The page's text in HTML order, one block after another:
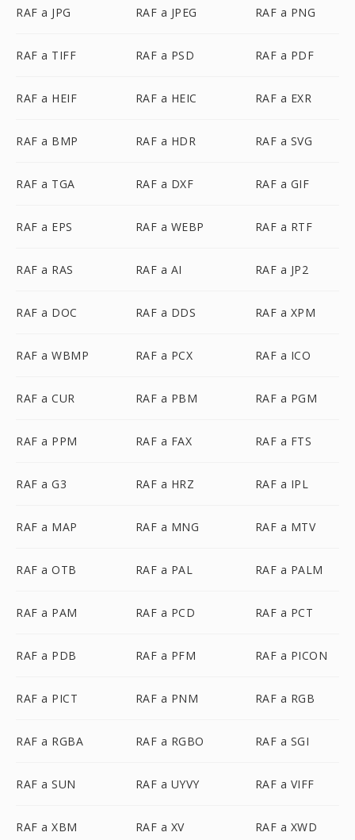
RAF a JPG RAF a JPEG RAF a PNG
RAF a TIFF RAF a PSD RAF a PDF
RAF a HEIF RAF a HEIC RAF a EXR
RAF a BMP RAF a HDR RAF a SVG
RAF a TGA RAF a DXF RAF a GIF
RAF a EPS RAF a WEBP RAF a RTF
RAF a RAS RAF a AI RAF a JP2
RAF a DOC RAF a DDS RAF a XPM
RAF a WBMP RAF a PCX RAF a ICO
RAF a CUR RAF a PBM RAF a PGM
RAF a PPM RAF a FAX RAF a FTS
RAF a G3 RAF a HRZ RAF a IPL
RAF a MAP RAF a MNG RAF a MTV
RAF a OTB RAF a PAL RAF a PALM
RAF a PAM RAF a PCD RAF a PCT
RAF a PDB RAF a PFM RAF a PICON
RAF a PICT RAF a PNM RAF a RGB
RAF a RGBA RAF a RGBO RAF a SGI
RAF a SUN RAF a UYVY RAF a VIFF
RAF a XBM RAF a XV RAF a XWD